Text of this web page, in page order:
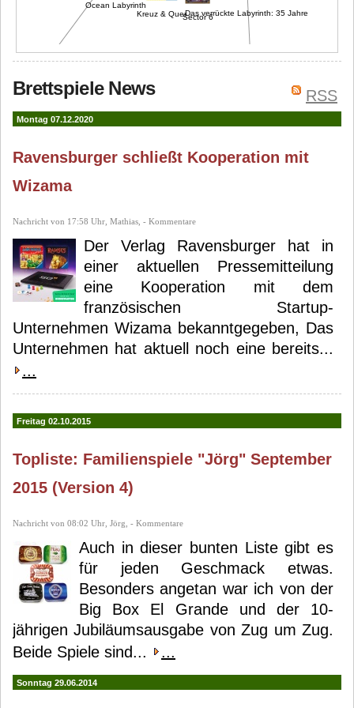
Kreuz & Quer
Ocean Labyrinth
Sector 6
Das verrückte Labyrinth: 35 Jahre
RSS
Brettspiele News
Montag 07.12.2020
Ravensburger schließt Kooperation mit
Wizama
Nachricht von 17:58 Uhr, Mathias, - Kommentare
Der Verlag Ravensburger hat in
einer aktuellen Pressemitteilung
eine Kooperation mit dem
französischen Startup-
Unternehmen Wizama bekanntgegeben, Das
Unternehmen hat aktuell noch eine bereits...
...
Freitag 02.10.2015
Topliste: Familienspiele "Jörg" September
2015 (Version 4)
Nachricht von 08:02 Uhr, Jörg, - Kommentare
Auch in dieser bunten Liste gibt es
für jeden Geschmack etwas.
Besonders angetan war ich von der
Big Box El Grande und der 10-
jährigen Jubiläumsausgabe von Zug um Zug.
Beide Spiele sind...
...
Sonntag 29.06.2014